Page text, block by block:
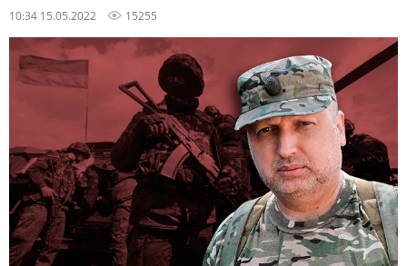
10:34 15.05.2022 15255